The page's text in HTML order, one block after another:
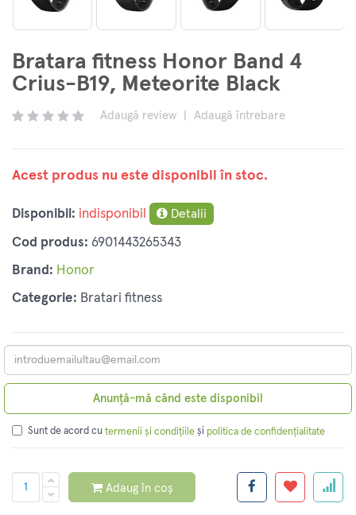
Bratara fitness Honor Band 4
Crius-B19, Meteorite Black
Adaugă review Adaugă întrebare
Acest produs nu este disponibil în stoc.
Disponibil: indisponibil Detalii
Cod produs: 6901443265343
Brand: Honor
Categorie: Bratari fitness
Anunță-mă când este disponibil
Sunt de acord cu termenii și condițiile și politica de confidențialitate
Adaug în coș